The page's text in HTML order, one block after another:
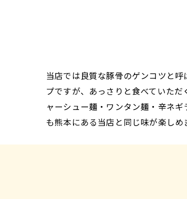
当店では良質な豚骨のゲンコツと
プですが、あっさりと食べていた
ャーシュー麺・ワンタン麺・辛ネ
も熊本にある当店と同じ味が楽しめ